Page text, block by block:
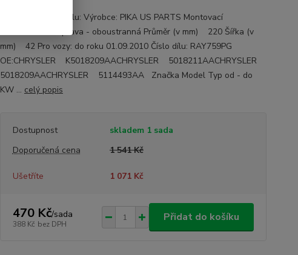
Informace o autodílu: Výrobce: PIKA US PARTS Montovací
strana: zadní náprava - oboustranná Průměr (v mm) 220 Šířka (v
mm) 42 Pro vozy: do roku 01.09.2010 Číslo dílu: RAY759PG
OE:CHRYSLER K5018209AACHRYSLER 5018211AACHRYSLER
5018209AACHRYSLER 5114493AA Značka Model Typ od - do
KW ... celý popis
Dostupnost
skladem 1 sada
Doporučená cena
1 541 Kč
Ušetříte 1 071 Kč
470 Kč/sada
388 Kč bez DPH
Přidat do košíku